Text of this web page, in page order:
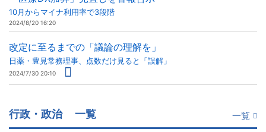
10月からマイナ利用率で3段階
2024/8/20 16:20
改定に至るまでの「議論の理解を」
日薬・豊見常務理事、点数だけ見ると「誤解」
2024/7/30 20:10
行政・政治 一覧 一覧